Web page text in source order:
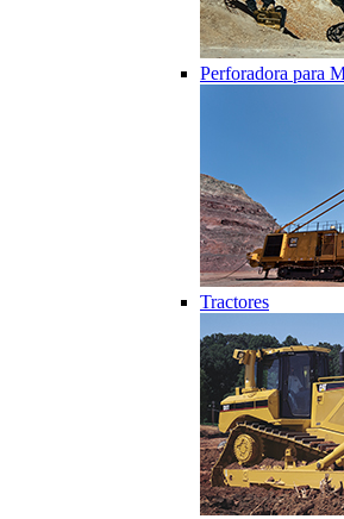
Perforadora para
Tractores